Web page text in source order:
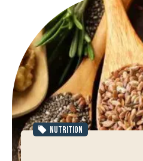
NUTRITION